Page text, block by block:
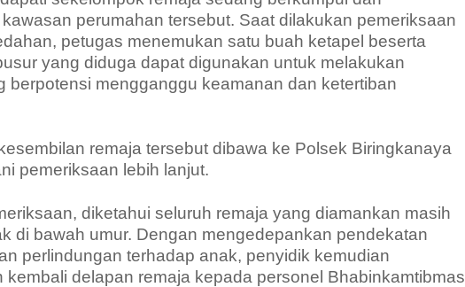
perumahan tersebut. Saat dilakukan pemeriksaan
petugas menemukan satu buah ketapel beserta
yang diduga dapat digunakan untuk melakukan
berpotensi mengganggu keamanan dan ketertiban
remaja tersebut dibawa ke Polsek Biringkanaya
pemeriksaan lebih lanjut.
diketahui seluruh remaja yang diamankan masih
di bawah umur. Dengan mengedepankan pendekatan
perlindungan terhadap anak, penyidik kemudian
kembali delapan remaja kepada personel Bhabinkamtibmas